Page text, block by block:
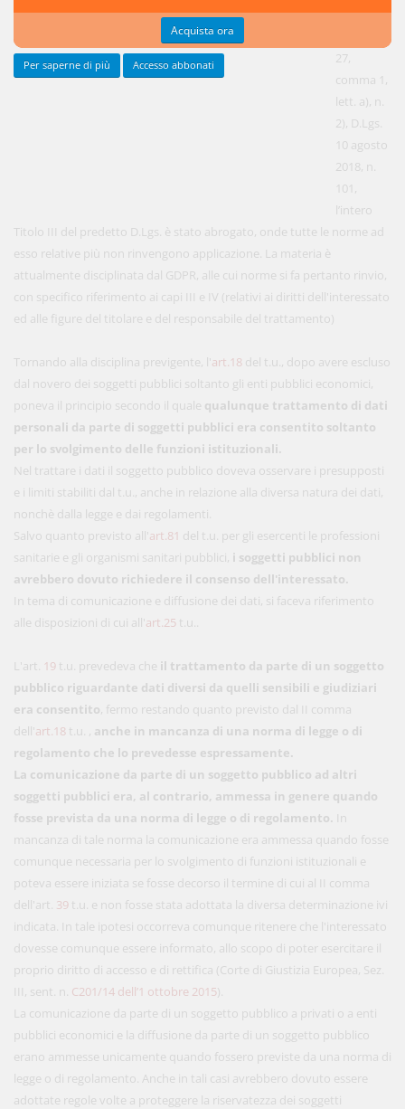
sensi
27,
comma 1,
lett. a), n.
2), D.Lgs.
10 agosto
2018, n.
101,
l’intero
Titolo III del predetto D.Lgs. è stato abrogato, onde tutte le norme ad
esso relative più non rinvengono applicazione. La materia è
attualmente disciplinata dal GDPR, alle cui norme si fa pertanto rinvio,
con specifico riferimento ai capi III e IV (relativi ai diritti dell'interessato
ed alle figure del titolare e del responsabile del trattamento)
Tornando alla disciplina previgente, l'art.18 del t.u., dopo avere escluso
dal novero dei soggetti pubblici soltanto gli enti pubblici economici,
poneva il principio secondo il quale qualunque trattamento di dati
personali da parte di soggetti pubblici era consentito soltanto
per lo svolgimento delle funzioni istituzionali.
Nel trattare i dati il soggetto pubblico doveva osservare i presupposti
e i limiti stabiliti dal t.u., anche in relazione alla diversa natura dei dati,
nonchè dalla legge e dai regolamenti.
Salvo quanto previsto all'art.81 del t.u. per gli esercenti le professioni
sanitarie e gli organismi sanitari pubblici, i soggetti pubblici non
avrebbero dovuto richiedere il consenso dell'interessato.
In tema di comunicazione e diffusione dei dati, si faceva riferimento
alle disposizioni di cui all'art.25 t.u..
L'art. 19 t.u. prevedeva che il trattamento da parte di un soggetto
pubblico riguardante dati diversi da quelli sensibili e giudiziari
era consentito, fermo restando quanto previsto dal II comma
dell'art.18 t.u. , anche in mancanza di una norma di legge o di
regolamento che lo prevedesse espressamente.
La comunicazione da parte di un soggetto pubblico ad altri
soggetti pubblici era, al contrario, ammessa in genere quando
fosse prevista da una norma di legge o di regolamento. In
mancanza di tale norma la comunicazione era ammessa quando fosse
comunque necessaria per lo svolgimento di funzioni istituzionali e
poteva essere iniziata se fosse decorso il termine di cui al II comma
dell'art. 39 t.u. e non fosse stata adottata la diversa determinazione ivi
indicata. In tale ipotesi occorreva comunque ritenere che l'interessato
dovesse comunque essere informato, allo scopo di poter esercitare il
proprio diritto di accesso e di rettifica (Corte di Giustizia Europea, Sez.
III, sent. n. C201/14 dell’1 ottobre 2015).
La comunicazione da parte di un soggetto pubblico a privati o a enti
pubblici economici e la diffusione da parte di un soggetto pubblico
erano ammesse unicamente quando fossero previste da una norma di
legge o di regolamento. Anche in tali casi avrebbero dovuto essere
adottate regole volte a proteggere la riservatezza dei soggetti
Acquista ora
Per saperne di più Accesso abbonati